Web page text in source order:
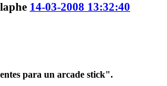
14-03-2008 13:32:40
para un arcade stick".